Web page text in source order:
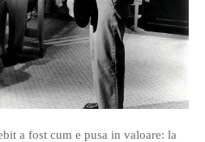
a fost cum e pusa in valoare: la